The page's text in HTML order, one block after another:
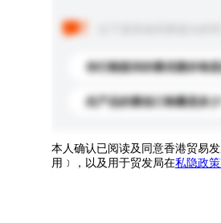
你们能提供的最优惠价格是
此产品的最低订购量是多少
本人确认已阅读及同意香港贸易发
用﹞，以及用于贸发局在私隐政